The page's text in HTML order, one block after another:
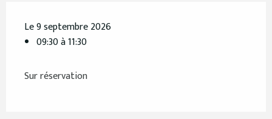
Le 9 septembre 2026
09:30 à 11:30
Sur réservation